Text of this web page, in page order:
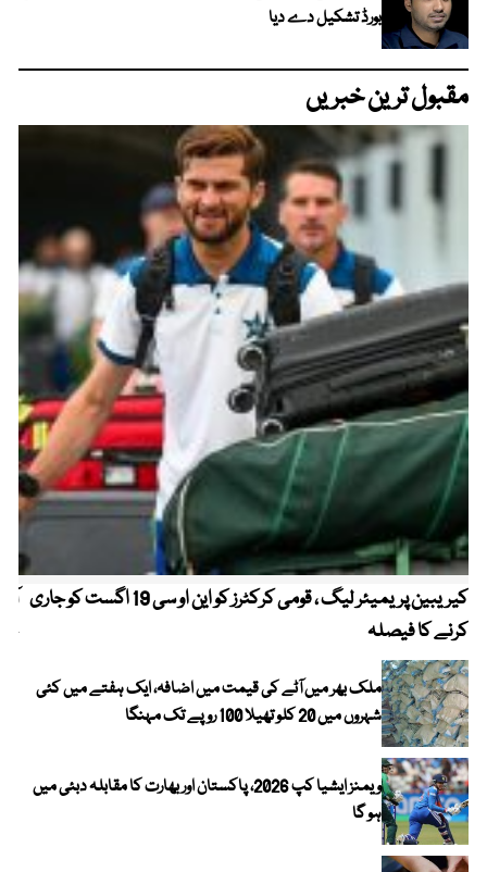
بورڈ تشکیل دے دیا
مقبول ترین خبریں
کیریبین پریمیئر لیگ ، قومی کرکٹرز کو این او سی 19 اگست کو جاری
کرنے کا فیصلہ
ملک بھر میں آٹے کی قیمت میں اضافہ، ایک ہفتے میں کئی
شہروں میں 20 کلو تھیلا 100 روپے تک مہنگا
ویمنز ایشیا کپ 2026، پاکستان اور بھارت کا مقابلہ دبئی میں
ہو گا